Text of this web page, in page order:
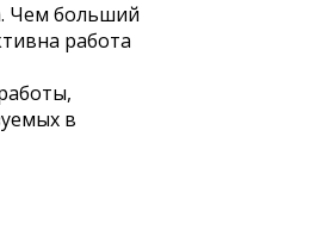
Чем больший
работа
в